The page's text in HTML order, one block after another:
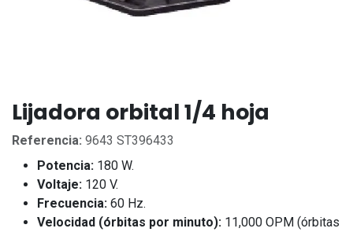
Lijadora orbital 1/4 hoja
Referencia: 9643 ST396433
Potencia: 180 W.
Voltaje: 120 V.
Frecuencia: 60 Hz.
Velocidad (órbitas por minuto): 11,000 OPM (órbitas